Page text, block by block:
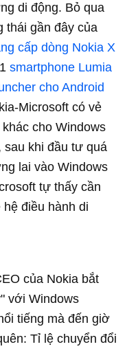
di động. Bỏ qua
thái gần đây của
cấp dòng Nokia X
smartphone Lumia
cho Android
Microsoft có vẻ
cho Windows
sau khi đầu tư quá
lai vào Windows
tự thấy cần
điều hành di
của Nokia bắt
với Windows
tiếng mà đến giờ
Tỉ lệ chuyển đổi